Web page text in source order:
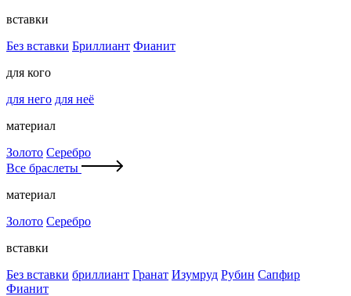
вставки
Без вставки Бриллиант Фианит
для кого
для него для неё
материал
Золото Серебро
Все браслеты
материал
Золото Серебро
вставки
Без вставки бриллиант Гранат Изумруд Рубин Сапфир
Фианит